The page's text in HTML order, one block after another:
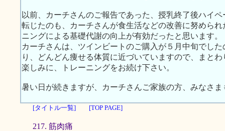
以前、カーチさんのご報告であった、授乳終了後ハイ
転じたのも、カーチさんが食生活などの改善に努めら
ニングによる基礎代謝の向上が有効だったと思います。
カーチさんは、ツインビートのご購入が５月中旬でし
り、どんどん痩せる体質に近づいていますので、まと
楽しみに、トレーニングをお続け下さい。
暑い日が続きますが、カーチさんご家族の方、みなさ
[タイトル一覧] [TOP PAGE]
217. 筋肉痛